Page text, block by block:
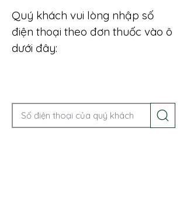
Quý khách vui lòng nhập số
điện thoại theo đơn thuốc vào ô
dưới đây: